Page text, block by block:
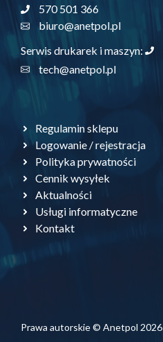
570 501 366
biuro@anetpol.pl
Serwis drukarek i maszyn:
tech@anetpol.pl
Regulamin sklepu
Logowanie / rejestracja
Polityka prywatności
Cennik wysyłek
Aktualności
Usługi informatyczne
Kontakt
Prawa autorskie © Anetpol 2026